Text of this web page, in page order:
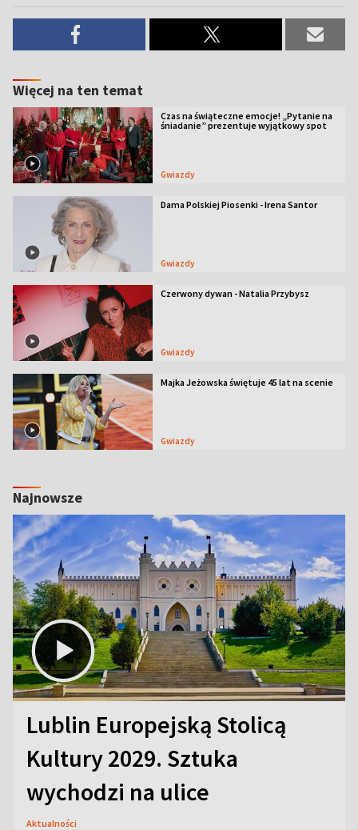
Więcej na ten temat
Czas na świąteczne emocje! „Pytanie na
śniadanie” prezentuje wyjątkowy spot
Gwiazdy
Dama Polskiej Piosenki - Irena Santor
Gwiazdy
Czerwony dywan - Natalia Przybysz
Gwiazdy
Majka Jeżowska świętuje 45 lat na scenie
Gwiazdy
Najnowsze
Lublin Europejską Stolicą
Kultury 2029. Sztuka
wychodzi na ulice
Aktualności